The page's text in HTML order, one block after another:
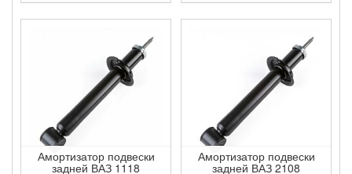
ПОДРОБНЕЕ ПОДРОБНЕЕ
Амортизатор подвески
задней ВАЗ 1118
Амортизатор подвески
задней ВАЗ 2108